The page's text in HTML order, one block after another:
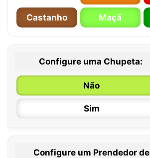
Castanho Maçã
Configure uma Chupeta:
Não
Sim
Configure um Prendedor de